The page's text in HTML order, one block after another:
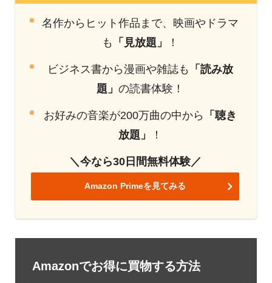
名作からヒット作品まで、映画やドラマ
も
「見放題」 ！
ビジネス書から漫画や雑誌も
「読み放
題」の読書体験！
お好みの音楽が200万曲の中から
「聴き
放題」
！
＼今なら30日間無料体験／
Amazon Primeを見てみる
Amazonでお得に買物する方法